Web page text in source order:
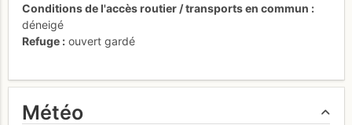
Conditions de l'accès routier / transports en commun
déneigé
Refuge
ouvert gardé
Météo